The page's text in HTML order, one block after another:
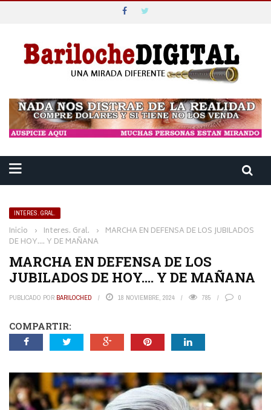
INTERES. GRAL.
Inicio › Interes. Gral. › MARCHA EN DEFENSA DE LOS JUBILADOS
DE HOY…. Y DE MAÑANA
MARCHA EN DEFENSA DE LOS
JUBILADOS DE HOY…. Y DE MAÑANA
PUBLICADO POR BARILOCHED 18 NOVIEMBRE, 2024 785 0
COMPARTIR: